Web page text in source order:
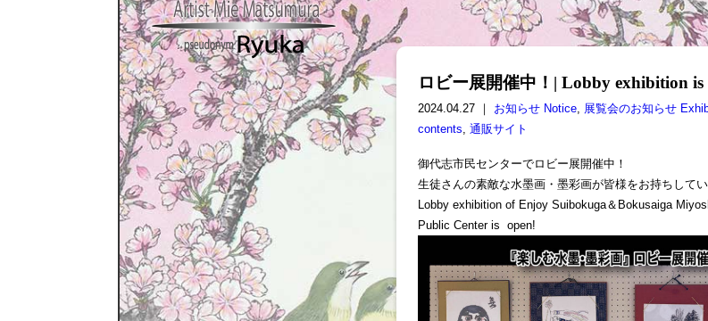
ロビー展開催中！| Lobby exhibition is
2024.04.27 ｜ お知らせ Notice, 展覧会のお知らせ
contents,通販サイト
御代志市民センターでロビー展開催中！
生徒さんの素敵な水墨画・墨彩画が皆様をお持ちしてい
Lobby exhibition of Enjoy Suibokuga＆Bokusaiga
Public Center is open!